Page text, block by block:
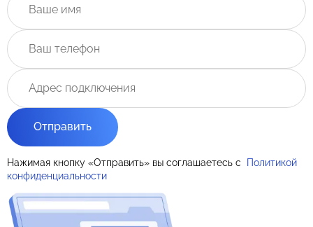
Отправить
Нажимая кнопку «Отправить» вы соглашаетесь с
Политикой
конфиденциальности